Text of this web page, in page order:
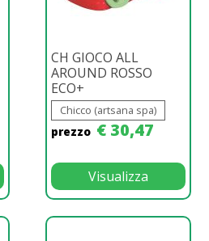
CH GIOCO ALL
AROUND ROSSO
ECO+
Chicco (artsana spa)
prezzo € 30,47
Visualizza